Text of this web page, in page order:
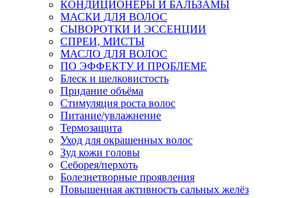
КОНДИЦИОНЕРЫ И БАЛЬЗАМЫ
МАСКИ ДЛЯ ВОЛОС
СЫВОРОТКИ И ЭССЕНЦИИ
СПРЕИ, МИСТЫ
МАСЛО ДЛЯ ВОЛОС
ПО ЭФФЕКТУ И ПРОБЛЕМЕ
Блеск и шелковистость
Придание объёма
Стимуляция роста волос
Питание/увлажнение
Термозащита
Уход для окрашенных волос
Зуд кожи головы
Себорея/перхоть
Болезнетворные проявления
Повышенная активность сальных желёз